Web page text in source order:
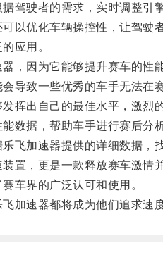
驶者的需求，实时调整引
优化车辆操控性，让驾驶者
应用。
因为它能够提升赛车的性
致一些优秀的车手无法在赛
出自己的最佳水平，激烈的
据，帮助车手进行赛后分析
加速器提供的详细数据，
，更是一款释放赛车激情并
界的广泛认可和使用。
速器都将成为他们追求速度